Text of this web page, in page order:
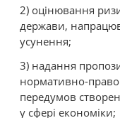
2) оцінювання
держави,
усунення;
3) надання
нормативно-
передумов
у сфері економіки;